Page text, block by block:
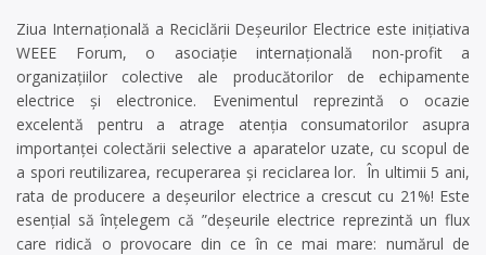
Ziua Internațională a Reciclării Deșeurilor Electrice este inițiativa
WEEE Forum, o asociație internațională non-profit a
organizațiilor colective ale producătorilor de echipamente
electrice și electronice. Evenimentul reprezintă o ocazie
excelentă pentru a atrage atenția consumatorilor asupra
importanței colectării selective a aparatelor uzate, cu scopul de
a spori reutilizarea, recuperarea și reciclarea lor. În ultimii 5 ani,
rata de producere a deșeurilor electrice a crescut cu 21%! Este
esențial să înțelegem că ”deșeurile electrice reprezintă un flux
care ridică o provocare din ce în ce mai mare: numărul de